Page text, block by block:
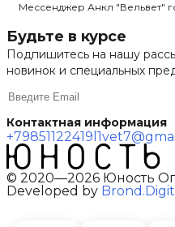
Мессенджер Анкл "Вельвет"
Будьте в курсе
Подпишитесь на нашу
новинок и специальных
Контактная информация
+79851122419
© 2020—2026 Юность
Developed by